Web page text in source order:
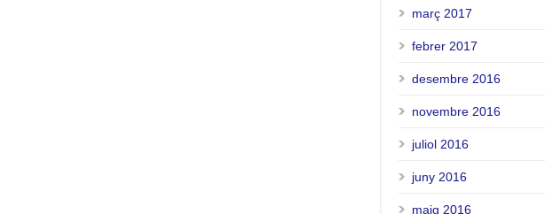
març 2017
febrer 2017
desembre 2016
novembre 2016
juliol 2016
juny 2016
maig 2016